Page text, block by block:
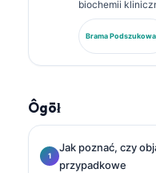
biochemii
badaniach nad
Niemieckiego
specjalizuje się
Brama
Ôgōł
Jak poznać, czy
przypadkowe